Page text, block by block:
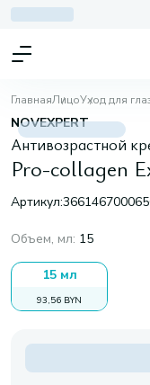
ГлавнаяЛицоУход для
NOVEXPERT
Антивозрастной
Pro-collagen
Артикул:
Объем, мл: 15
15 мл
93,56 BYN